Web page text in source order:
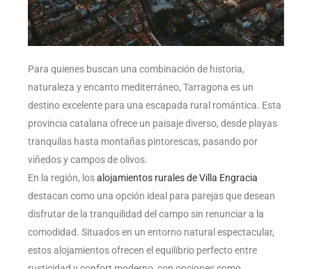
Para quienes buscan una combinación de historia,
naturaleza y encanto mediterráneo, Tarragona es un
destino excelente para una escapada rural romántica. Esta
provincia catalana ofrece un paisaje diverso, desde playas
tranquilas hasta montañas pintorescas, pasando por
viñedos y campos de olivos.
En la región, losalojamientos rurales de Villa Engracia
destacan como una opción ideal para parejas que desean
disfrutar de la tranquilidad del campo sin renunciar a la
comodidad. Situados en un entorno natural espectacular,
estos alojamientos ofrecen el equilibrio perfecto entre